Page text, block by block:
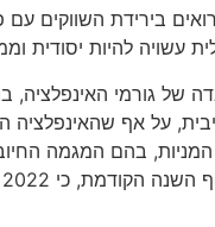
בירידת השווקים
עשויה להיות יסודית
של גורמי האינפלציה,
על אף שהאינפלציה
בהם המגמה